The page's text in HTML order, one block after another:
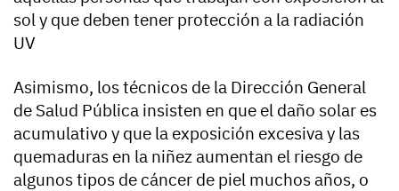
sol y que deben tener protección a la radiación
UV
Asimismo, los técnicos de la Dirección General
de Salud Pública insisten en que el daño solar es
acumulativo y que la exposición excesiva y las
quemaduras en la niñez aumentan el riesgo de
algunos tipos de cáncer de piel muchos años, o